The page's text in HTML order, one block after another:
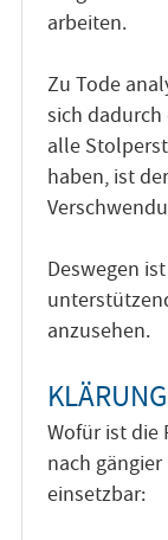
arbeiten.
Zu Tode
sich dadurch
alle
haben, ist
Deswegen
anzusehen.
Wofür ist die
nach
einsetzbar: